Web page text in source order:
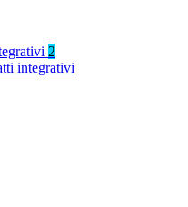
2
integrativi